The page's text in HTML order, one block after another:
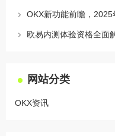
OKX新功能前瞻，
欧易内测体验资格全面
网站分类
OKX资讯